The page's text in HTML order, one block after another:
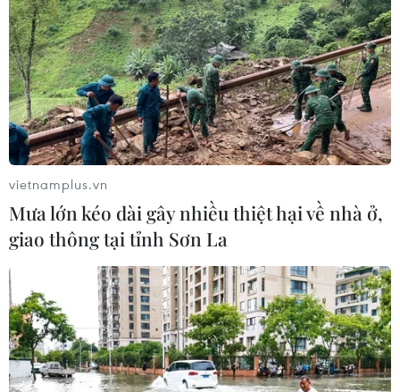
vietnamplus.vn
Mưa lớn kéo dài gây nhiều thiệt hại về nhà ở,
giao thông tại tỉnh Sơn La